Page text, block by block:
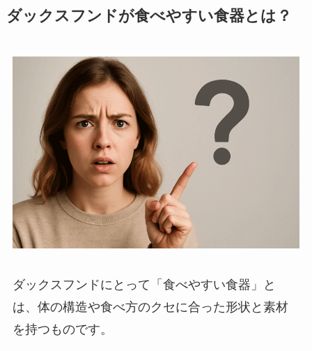
ダックスフンドが食べやすい食器とは？
ダックスフンドにとって「食べやすい食器」と
は、体の構造や食べ方のクセに合った形状と素材
を持つものです。